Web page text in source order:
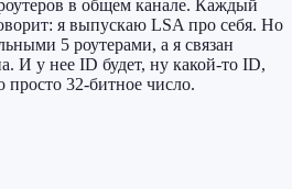
в общем канале. Каждый
я выпускаю LSA про себя. Но
5 роутерами, а я связан
И у нее ID будет, ну какой-то ID,
32-битное число.